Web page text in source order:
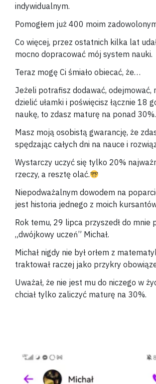
indywidualnym.
Pomogłem już 400 moim
Co więcej, przez ostatnich kilka lat
mocno dopracować mój system nauki.
Teraz mogę Ci śmiało obiecać, że…
Jeżeli potrafisz dodawać, odejmować,
dzielić ułamki i poświęcisz łącznie 18
naukę, to zdasz maturę na ponad 30%.
Masz moją osobistą gwarancję, że
spędzając całych dni na nauce i
Wystarczy uczyć się tylko 20%
rzeczy, a resztę olać.
Niepodważalnym dowodem na
jest historia jednego z moich
Rok temu, 29 lipca przyszedł do mnie
„dwójkowy uczeń” Michał.
Michał nigdy nie był orłem z
traktował raczej jako przykry
Uważał, że nie jest mu do niczego w
chciał tylko zaliczyć maturę na 30%.